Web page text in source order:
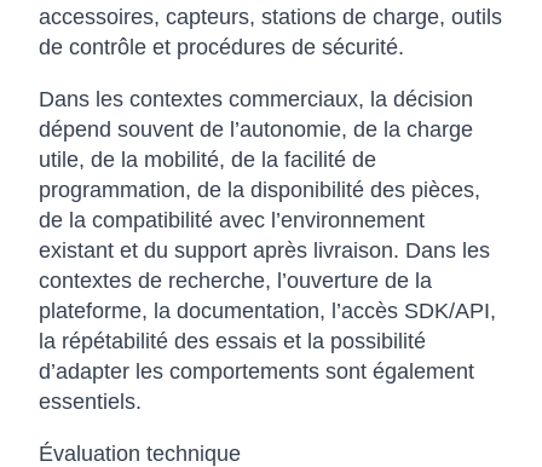
accessoires, capteurs, stations de charge, outils
de contrôle et procédures de sécurité.
Dans les contextes commerciaux, la décision
dépend souvent de l’autonomie, de la charge
utile, de la mobilité, de la facilité de
programmation, de la disponibilité des pièces,
de la compatibilité avec l’environnement
existant et du support après livraison. Dans les
contextes de recherche, l’ouverture de la
plateforme, la documentation, l’accès SDK/API,
la répétabilité des essais et la possibilité
d’adapter les comportements sont également
essentiels.
Évaluation technique